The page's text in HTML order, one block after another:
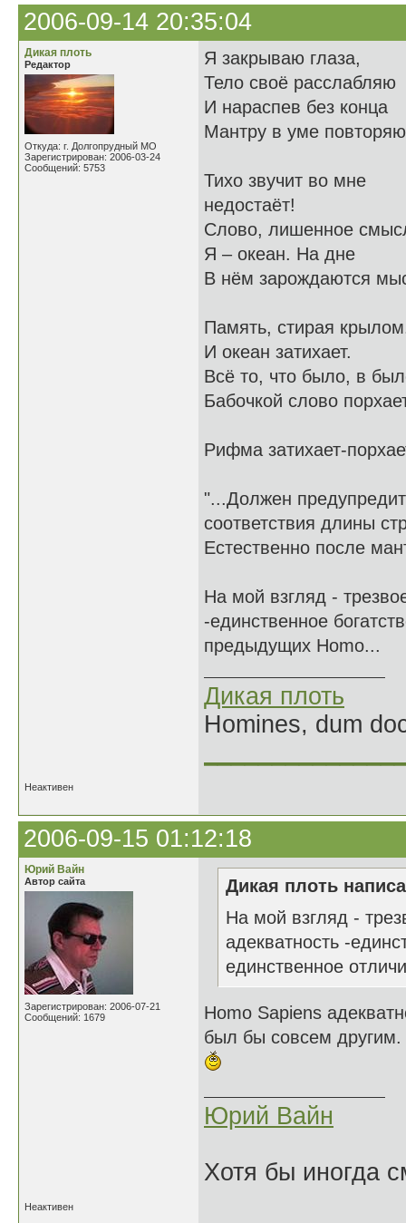
2006-09-14 20:35:04
Дикая плоть
Редактор
Откуда: г. Долгопрудный МО
Зарегистрирован: 2006-03-24
Сообщений: 5753
Я закрываю глаза,
Тело своё расслабляю
И нараспев без
Мантру в уме
Тихо звучит во мне -
недостаёт!
Слово, лишенное
Я – океан. На дне
В нём зарождаются
Память, стирая
И океан затихает.
Всё то, что было, в
Бабочкой слово
Рифма затихает-
"...Должен
соответствия длины
Естественно после
На мой взгляд -
-единственное
предыдущих Homo...
Дикая плоть
Homines, dum
Неактивен
2006-09-15 01:12:18
Юрий Вайн
Автор сайта
Зарегистрирован: 2006-07-21
Сообщений: 1679
Дикая плоть
На мой взгляд -
адекватность -
единственное
Homo Sapiens
был бы совсем другим.
Юрий Вайн
Хотя бы иногда
Неактивен